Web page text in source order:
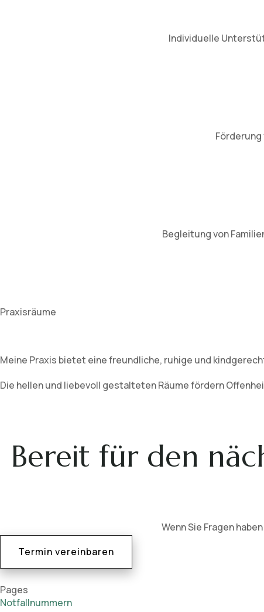
Individuelle
Begleitung von
Praxisräume
Meine Praxis bietet eine freundliche, ruhige und
Die hellen und liebevoll gestalteten Räume fördern
Bereit für den
Wenn Sie Fragen
Termin vereinbaren
Pages
Notfallnummern